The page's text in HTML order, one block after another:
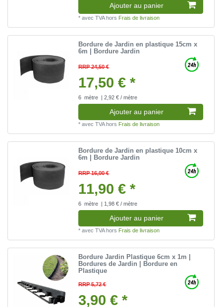
Ajouter au panier
*avec TVAhors Frais de livraison
Bordure de Jardin en plastique 15cm x
6m | Bordure Jardin
RRP 24,50 €
17,50 € *
6 mètre | 2,92 € / mètre
Ajouter au panier
*avec TVAhors Frais de livraison
Bordure de Jardin en plastique 10cm x
6m | Bordure Jardin
RRP 16,00 €
11,90 € *
6 mètre | 1,98 € / mètre
Ajouter au panier
*avec TVAhors Frais de livraison
Bordure Jardin Plastique 6cm x 1m |
Bordures de Jardin | Bordure en
Plastique
RRP 5,72 €
3,90 € *